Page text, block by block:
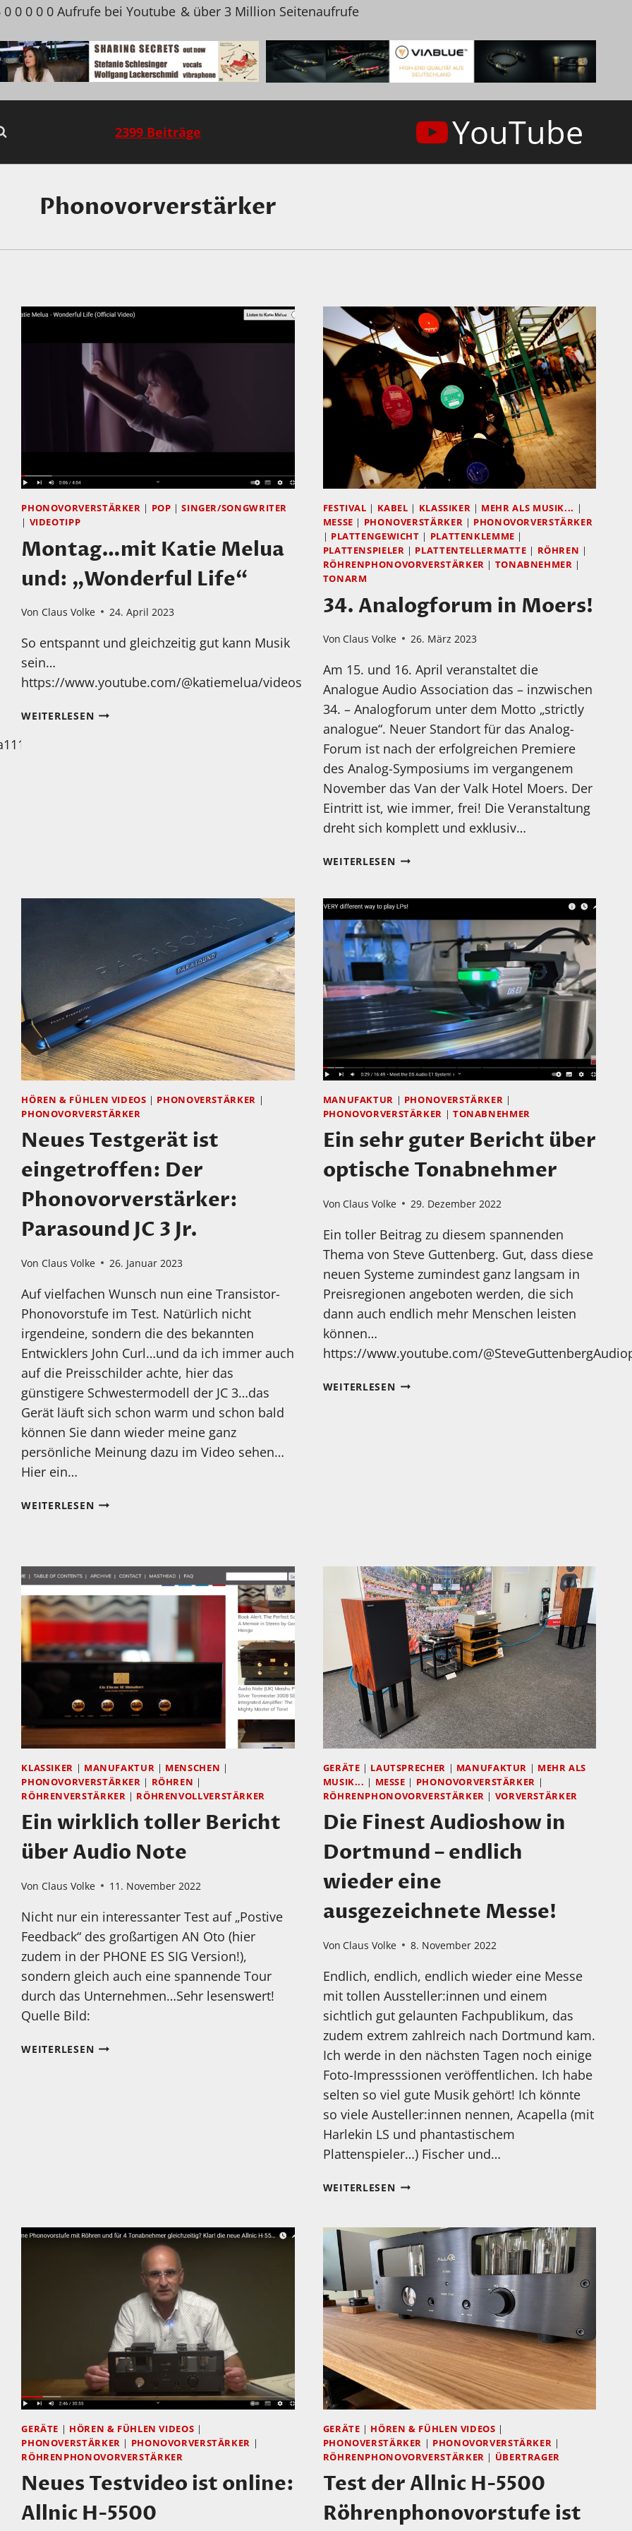
0 0 0 0 0 Aufrufe bei Youtube & über 3 Million Seitenaufrufe
2399 Beiträge YouTube
Phonovorverstärker
videos
PHONOVORVERSTÄRKER | POP |SINGER/SONGWRITER
| VIDEOTIPP
Montag…mit Katie Melua
und: „Wonderful Life“
Von Claus Volke 24. April 2023
So entspannt und gleichzeitig gut kann Musik
sein…
https://www.youtube.com/@katiemelua/videos
WEITERLESENMONTAG…
FESTIVAL | KABEL | KLASSIKER | MEHR ALS MUSIK... |
MESSE | PHONOVERSTÄRKER | PHONOVORVERSTÄRKER
| PLATTENGEWICHT | PLATTENKLEMME |
PLATTENSPIELER | PLATTENTELLERMATTE | RÖHREN |
RÖHRENPHONOVORVERSTÄRKER | TONABNEHMER |
TONARM
34. Analogforum in Moers!
Von Claus Volke 26. März 2023
Am 15. und 16. April veranstaltet die
Analogue Audio Association das – inzwischen
34. – Analogforum unter dem Motto „strictly
analogue“. Neuer Standort für das Analog-
Forum ist nach der erfolgreichen Premiere
des Analog-Symposiums im vergangenem
November das Van der Valk Hotel Moers. Der
Eintritt ist, wie immer, frei! Die Veranstaltung
dreht sich komplett und exklusiv…
WEITERLESEN34.
MOERS!
HÖREN & FÜHLEN VIDEOS | PHONOVERSTÄRKER |
PHONOVORVERSTÄRKER
Neues Testgerät ist
eingetroffen: Der
Phonovorverstärker:
Parasound JC 3 Jr.
Von Claus Volke 26. Januar 2023
Auf vielfachen Wunsch nun eine Transistor-
Phonovorstufe im Test. Natürlich nicht
irgendeine, sondern die des bekannten
Entwicklers John Curl…und da ich immer auch
auf die Preisschilder achte, hier das
günstigere Schwestermodell der JC 3…das
Gerät läuft sich schon warm und schon bald
können Sie dann wieder meine ganz
persönliche Meinung dazu im Video sehen…
Hier ein…
WEITERLESENNEUES
DER
PHONOVORVERSTÄRKER:
PARASOUND
JC
JR.
MANUFAKTUR | PHONOVERSTÄRKER |
PHONOVORVERSTÄRKER | TONABNEHMER
Ein sehr guter Bericht über
optische Tonabnehmer
Von Claus Volke 29. Dezember 2022
Ein toller Beitrag zu diesem spannenden
Thema von Steve Guttenberg. Gut, dass diese
neuen Systeme zumindest ganz langsam in
Preisregionen angeboten werden, die sich
dann auch endlich mehr Menschen leisten
können…
https://www.youtube.com/
WEITERLESENEIN
KLASSIKER | MANUFAKTUR | MENSCHEN |
PHONOVORVERSTÄRKER | RÖHREN |
RÖHRENVERSTÄRKER | RÖHRENVOLLVERSTÄRKER
Ein wirklich toller Bericht
über Audio Note
Von Claus Volke 11. November 2022
Nicht nur ein interessanter Test auf „Postive
Feedback“ des großartigen AN Oto (hier
zudem in der PHONE ES SIG Version!),
sondern gleich auch eine spannende Tour
durch das Unternehmen…Sehr lesenswert!
Quelle Bild:
WEITERLESENEIN
GERÄTE | LAUTSPRECHER | MANUFAKTUR | MEHR ALS
MUSIK... | MESSE | PHONOVORVERSTÄRKER |
RÖHRENPHONOVORVERSTÄRKER | VORVERSTÄRKER
Die Finest Audioshow in
Dortmund – endlich
wieder eine
ausgezeichnete Messe!
Von Claus Volke 8. November 2022
Endlich, endlich, endlich wieder eine Messe
mit tollen Aussteller:innen und einem
sichtlich gut gelaunten Fachpublikum, das
zudem extrem zahlreich nach Dortmund kam.
Ich werde in den nächsten Tagen noch einige
Foto-Impresssionen veröffentlichen. Ich habe
selten so viel gute Musik gehört! Ich könnte
so viele Austeller:innen nennen, Acapella (mit
Harlekin LS und phantastischem
Plattenspieler…) Fischer und…
WEITERLESENDIE
IN
DORTMUND
ENDLICH
WIEDER
EINE
AUSGEZEICHNETE
MESSE!
GERÄTE | HÖREN & FÜHLEN VIDEOS |
PHONOVERSTÄRKER | PHONOVORVERSTÄRKER |
RÖHRENPHONOVORVERSTÄRKER
Neues Testvideo ist online:
Allnic H-5500
GERÄTE | HÖREN & FÜHLEN VIDEOS |
PHONOVERSTÄRKER | PHONOVORVERSTÄRKER |
RÖHRENPHONOVORVERSTÄRKER | ÜBERTRAGER
Test der Allnic H-5500
Röhrenphonovorstufe ist